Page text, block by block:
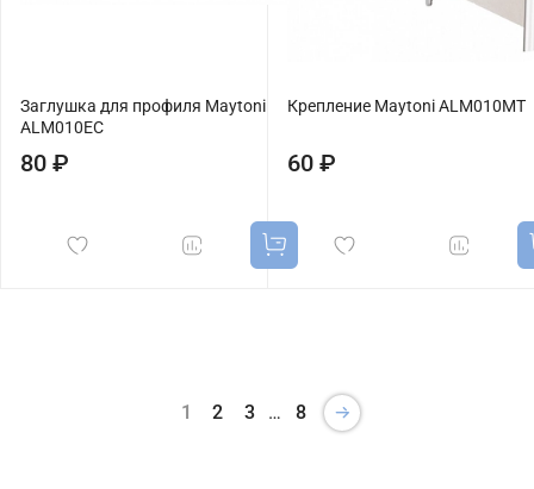
Заглушка для профиля Maytoni
ALM010EC
80 ₽
Крепление Maytoni ALM010MT
60 ₽
1 2 3 … 8